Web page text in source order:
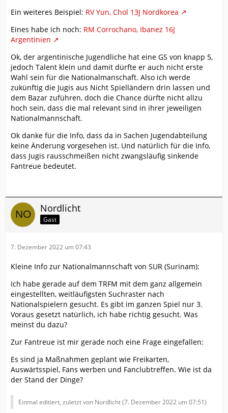
Ein weiteres Beispiel: RV Yun, Chol 13J Nordkorea
Eines habe ich noch: RM Corrochano, Ibanez 16J
Argentinien
Ok, der argentinische Jugendliche hat eine GS von knapp 5,
jedoch Talent klein und damit dürfte er auch nicht erste
Wahl sein für die Nationalmanschaft. Also ich werde
zukünftig die Jugis aus Nicht Spielländern drin lassen und
dem Bazar zuführen, doch die Chance dürfte nicht allzu
hoch sein, dass die mal relevant sind in ihrer jeweiligen
Nationalmannschaft.
Ok danke für die Info, dass da in Sachen Jugendabteilung
keine Änderung vorgesehen ist. Und natürlich für die Info,
dass Jugis rausschmeißen nicht zwangsläufig sinkende
Fantreue bedeutet.
Nordlicht
Gast
7. Dezember 2022 um 07:43
Kleine Info zur Nationalmannschaft von SUR (Surinam):
Ich habe gerade auf dem TRFM mit dem ganz allgemein
eingestellten, weitläufigsten Suchraster nach
Nationalspielern gesucht. Es gibt im ganzen Spiel nur 3.
Voraus gesetzt natürlich, ich habe richtig gesucht. Was
meinst du dazu?
Zur Fantreue ist mir gerade noch eine Frage eingefallen:
Es sind ja Maßnahmen geplant wie Freikarten,
Auswärtsspiel, Fans werben und Fanclubtreffen. Wie ist da
der Stand der Dinge?
Einmal editiert, zuletzt von Nordlicht (7. Dezember 2022 um 07:51)